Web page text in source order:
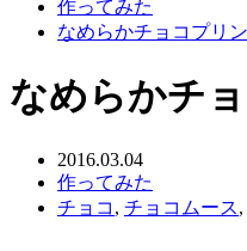
作ってみた
なめらかチョコプリ
なめらかチ
2016.03.04
作ってみた
チョコ , チョコムース,